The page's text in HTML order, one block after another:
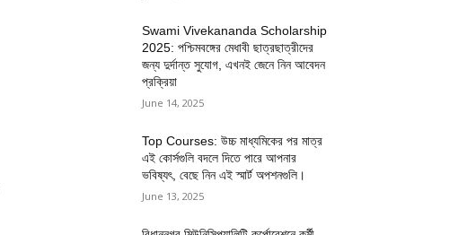
Swami Vivekananda Scholarship
2025: পশ্চিমবঙ্গের মেধাবী ছাত্রছাত্রীদের
জন্য দুর্দান্ত সুযোগ, এখনই জেনে নিন আবেদন
প্রক্রিয়া
June 14, 2025
Top Courses: উচ্চ মাধ্যমিকের পর মাত্র
এই কোর্সগুলি বদলে দিতে পারে আপনার
ভবিষ্যৎ, বেছে নিন এই স্মার্ট অপশনগুলি।
June 13, 2025